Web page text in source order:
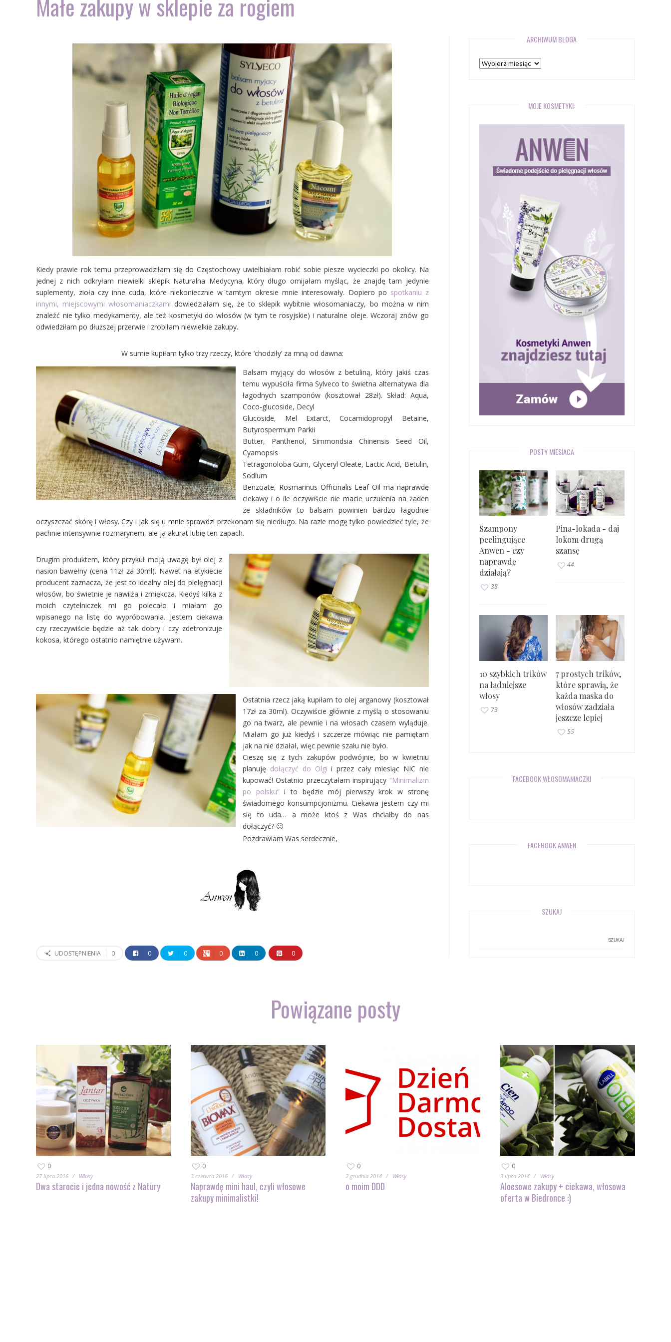
Małe zakupy w sklepie za rogiem
Kiedy prawie rok temu przeprowadziłam się do Częstochowy uwielbiałam robić sobie piesze wycieczki po okolicy. Na
jednej z nich odkryłam niewielki sklepik Naturalna Medycyna, który długo omijałam myśląc, że znajdę tam jedynie
suplementy, zioła czy inne cuda, które niekoniecznie w tamtym okresie mnie interesowały. Dopiero po spotkaniu z
innymi, miejscowymi włosomaniaczkami dowiedziałam się, że to sklepik wybitnie włosomaniaczy, bo można w nim
znaleźć nie tylko medykamenty, ale też kosmetyki do włosów (w tym te rosyjskie) i naturalne oleje. Wczoraj znów go
odwiedziłam po dłuższej przerwie i zrobiłam niewielkie zakupy.
W sumie kupiłam tylko trzy rzeczy, które ‘chodziły’ za mną od dawna:
Balsam myjący do włosów z betuliną, który jakiś czas
temu wypuściła firma Sylveco to świetna alternatywa dla
łagodnych szamponów (kosztował 28zł). Skład: Aqua,
Coco-glucoside, Decyl
Glucoside, Mel Extarct, Cocamidopropyl Betaine,
Butyrospermum Parkii
Butter, Panthenol, Simmondsia Chinensis Seed Oil,
Cyamopsis
Tetragonoloba Gum, Glyceryl Oleate, Lactic Acid, Betulin,
Sodium
Benzoate, Rosmarinus Officinalis Leaf Oil ma naprawdę
ciekawy i o ile oczywiście nie macie uczulenia na żaden
ze składników to balsam powinien bardzo łagodnie
oczyszczać skórę i włosy. Czy i jak się u mnie sprawdzi przekonam się niedługo. Na razie mogę tylko powiedzieć tyle, że
pachnie intensywnie rozmarynem, ale ja akurat lubię ten zapach.
Drugim produktem, który przykuł moją uwagę był olej z
nasion bawełny (cena 11zł za 30ml). Nawet na etykiecie
producent zaznacza, że jest to idealny olej do pielęgnacji
włosów, bo świetnie je nawilża i zmiękcza. Kiedyś kilka z
moich czytelniczek mi go polecało i miałam go
wpisanego na listę do wypróbowania. Jestem ciekawa
czy rzeczywiście będzie aż tak dobry i czy zdetronizuje
kokosa, którego ostatnio namiętnie używam.
Ostatnia rzecz jaką kupiłam to olej arganowy (kosztował
17zł za 30ml). Oczywiście głównie z myślą o stosowaniu
go na twarz, ale pewnie i na włosach czasem wyląduje.
Miałam go już kiedyś i szczerze mówiąc nie pamiętam
jak na nie działał, więc pewnie szału nie było.
Cieszę się z tych zakupów podwójnie, bo w kwietniu
planuję dołączyć do Olgi i przez cały miesiąc NIC nie
kupować! Ostatnio przeczytałam inspirujący “Minimalizm
po polsku”i to będzie mój pierwszy krok w stronę
świadomego konsumpcjonizmu. Ciekawa jestem czy mi
się to uda… a może ktoś z Was chciałby do nas
dołączyć? 🙂
Pozdrawiam Was serdecznie,
UDOSTĘPNIENIA 0 0 0 0 0 0
ARCHIWUM BLOGA
Archiwum
MOJE KOSMETYKI:
POSTY MIESIĄCA
Szampony
peelingujące
Anwen - czy
naprawdę
działają?
38
Pina-lokada - daj
lokom drugą
szansę
44
10 szybkich trików
na ładniejsze
włosy
73
7 prostych trików,
które sprawią, że
każda maska do
włosów zadziała
jeszcze lepiej
55
FACEBOOK WŁOSOMANIACZKI
FACEBOOK ANWEN
SZUKAJ
Powiązane posty
0
27 lipca 2016 Włosy
Dwa starocie i jedna nowość z Natury
0
3 czerwca 2016 Włosy
Naprawdę mini haul, czyli włosowe
zakupy minimalistki!
0
2 grudnia 2014 Włosy
o moim DDD
0
3 lipca 2014 Włosy
Aloesowe zakupy + ciekawa, włosowa
oferta w Biedronce :)